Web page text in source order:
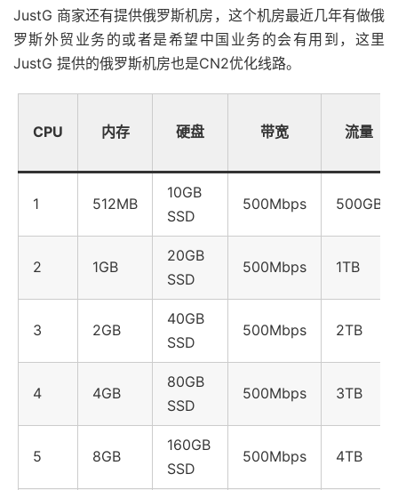
JustG 商家还有提供俄罗斯机房，这个机房最近几年有做俄
罗斯外贸业务的或者是希望中国业务的会有用到，这里
JustG 提供的俄罗斯机房也是CN2优化线路。
CPU 内存 硬盘 带宽 流量
1 512MB
10GB
SSD
500Mbps 500GB
2 1GB
20GB
SSD
500Mbps 1TB
3 2GB
40GB
SSD
500Mbps 2TB
4 4GB
80GB
SSD
500Mbps 3TB
5 8GB
160GB
SSD
500Mbps 4TB